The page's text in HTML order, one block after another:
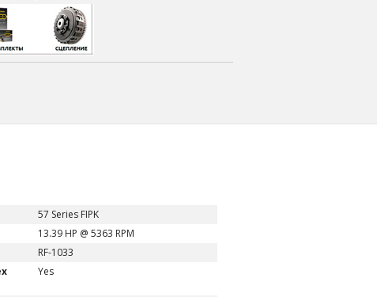
57 Series FIPK
13.39 HP @ 5363 RPM
RF-1033
Yes